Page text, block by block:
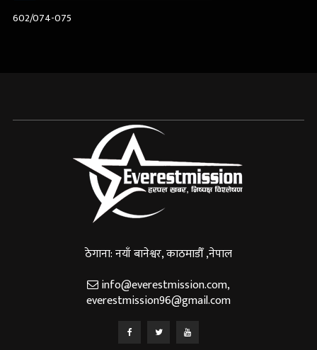
602/074-075
ठेगाना: नयाँ बानेश्वर, काठमाडौँ ,नेपाल
info@everestmission.com,
everestmission96@gmail.com